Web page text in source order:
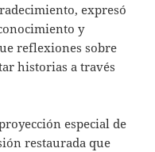
expresó
y
reflexiones sobre
historias a través
especial de
restaurada que